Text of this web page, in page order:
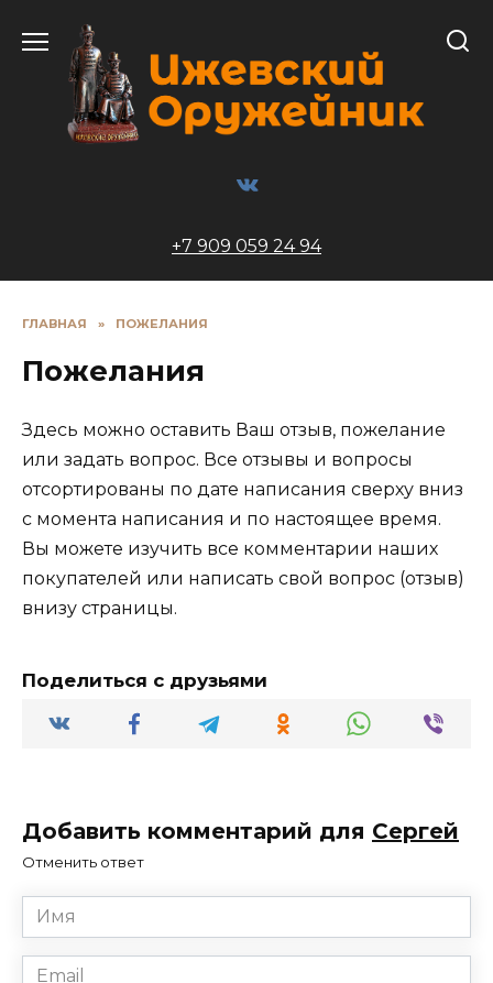
содержанию
+7 909 059 24 94
ГЛАВНАЯ » ПОЖЕЛАНИЯ
Пожелания
Здесь можно оставить Ваш отзыв, пожелание
или задать вопрос. Все отзывы и вопросы
отсортированы по дате написания сверху вниз
с момента написания и по настоящее время.
Вы можете изучить все комментарии наших
покупателей или написать свой вопрос (отзыв)
внизу страницы.
Поделиться с друзьями
Добавить комментарий для Сергей
Отменить ответ
Имя
*
Email